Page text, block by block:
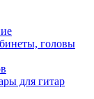
головы
для гитар